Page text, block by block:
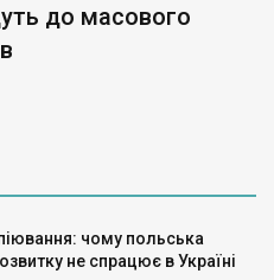
до масового
чому польська
не спрацює в Україні